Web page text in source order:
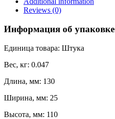
6005
quantity
Reviews (0)
Информация об упаковке
Единица товара: Штука
Вес, кг: 0.047
Длина, мм: 130
Ширина, мм: 25
Высота, мм: 110